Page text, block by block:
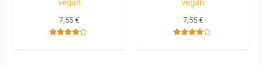
vegan
7,55€
vegan
7,55 €